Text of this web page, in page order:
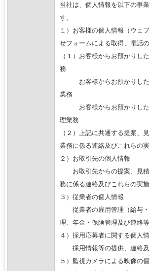
当社は、個人情報を以下の事
す。
１）お客様の個人情報（ウェ
せフォームによる取得、電話
（１）お客様からお預かりし
務
お客様からお預かりした
業務
お客様からお預かりした
理業務
（２）上記に共通する提案、
業務に係る連絡及びこれらの
２）お取引先の個人情報
お取引先からの提案、見積
務に係る連絡及びこれらの実
３）従業者の個人情報
従業者の雇用管理（給与・
理、年金・保険管理及び連絡等
４）採用応募者に関する個人
採用情報等の提供、連絡及
５）監視カメラによる映像の